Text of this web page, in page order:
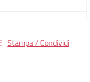
Stampa / Condividi